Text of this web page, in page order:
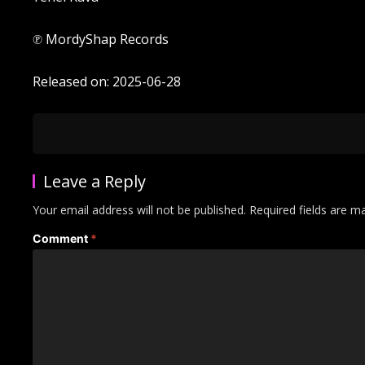
℗ MordyShap Records
Released on: 2025-06-28
Leave a Reply
Your email address will not be published. Required fields are
Comment *